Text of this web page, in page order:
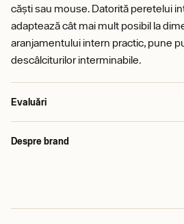
căști sau mouse. Datorită peretelui
adaptează cât mai mult posibil la
aranjamentului intern practic, pune
descâlciturilor interminabile.
Evaluări
Despre brand